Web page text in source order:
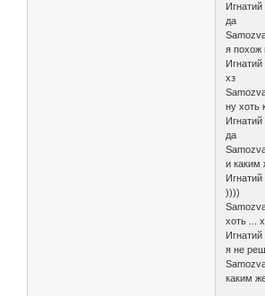
да
я похож
хз
ну хоть
да
и каким
))))
хоть ...
я не
каким